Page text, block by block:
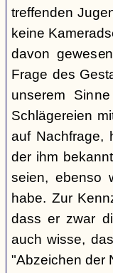
treffenden
keine
davon
Frage des
unserem
Schlägereien
auf Nachfrage,
der ihm
seien, ebenso
habe. Zur
dass er zwar
auch wisse,
"Abzeichen der